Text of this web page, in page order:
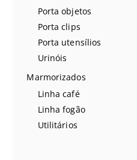
Porta objetos
Porta clips
Porta utensílios
Urinóis
Marmorizados
Linha café
Linha fogão
Utilitários